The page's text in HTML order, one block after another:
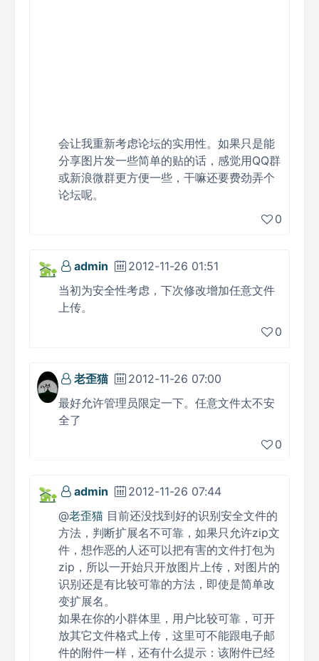
会让我重新考虑论坛的实用性。如果只是能
分享图片发一些简单的贴的话，感觉用QQ群
或新浪微群更方便一些，干嘛还要费劲弄个
论坛呢。
0
admin
2012-11-26 01:51
当初为安全性考虑，下次修改增加任意文件
上传。
0
老歪猫
2012-11-26 07:00
最好允许管理员限定一下。任意文件太不安
全了
0
admin
2012-11-26 07:44
@老歪猫 目前还没找到好的识别安全文件的
方法，判断扩展名不可靠，如果只允许zip文
件，想作恶的人还可以把有害的文件打包为
zip，所以一开始只开放图片上传，对图片的
识别还是有比较可靠的方法，即使是简单改
变扩展名。
如果在你的小群体里，用户比较可靠，可开
放其它文件格式上传，这里可不能跟电子邮
件的附件一样，还有什么提示：该附件已经